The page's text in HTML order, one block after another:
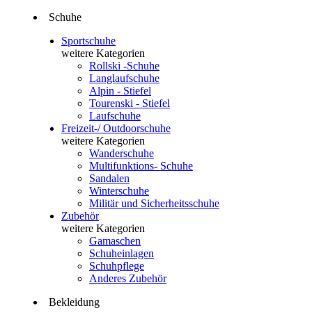
Schuhe
Sportschuhe
weitere Kategorien
Rollski -Schuhe
Langlaufschuhe
Alpin - Stiefel
Tourenski - Stiefel
Laufschuhe
Freizeit-/ Outdoorschuhe
weitere Kategorien
Wanderschuhe
Multifunktions- Schuhe
Sandalen
Winterschuhe
Militär und Sicherheitsschuhe
Zubehör
weitere Kategorien
Gamaschen
Schuheinlagen
Schuhpflege
Anderes Zubehör
Bekleidung